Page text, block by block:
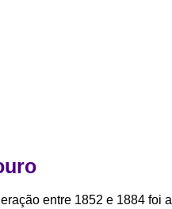
entre 1852 e 1884 foi